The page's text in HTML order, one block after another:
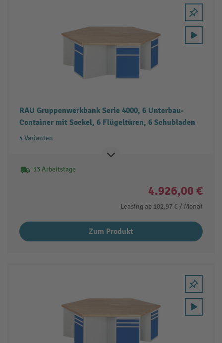
RAU Gruppenwerkbank Serie 4000, 6 Unterbau-
Container mit Sockel, 6 Flügeltüren, 6 Schubladen
4 Varianten
13 Arbeitstage
4.926,00 €
Leasing ab 102,97 € / Monat
Zum Produkt